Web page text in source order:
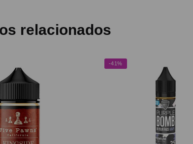
relacionados
-41%